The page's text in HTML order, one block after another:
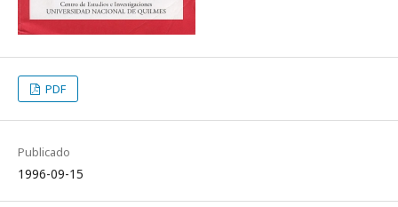
PDF
Publicado
1996-09-15